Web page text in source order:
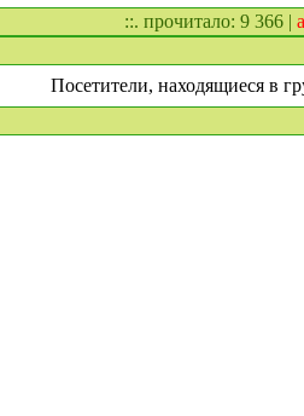
::. прочитало: 9 366 |
Посетители, находящиеся в